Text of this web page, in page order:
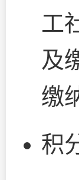
工
及
缴
积